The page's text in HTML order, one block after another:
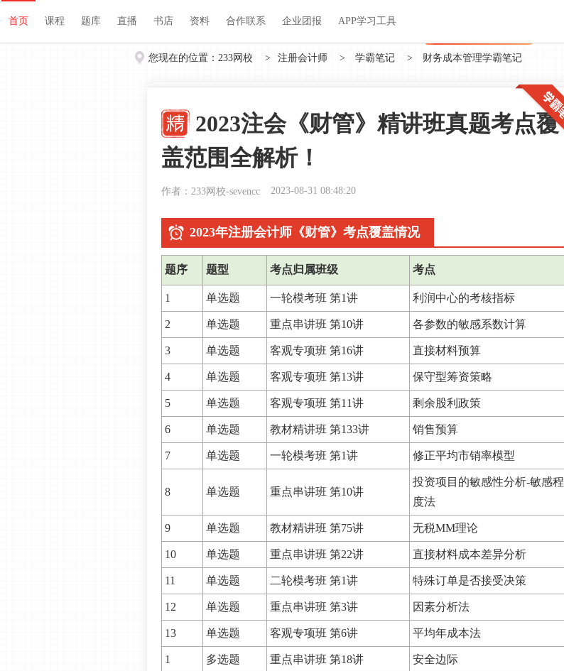
首页 课程 题库 直播 书店 资料 关于我们 帮助中心
首页 课程 题库 直播 书店 资料 合作联系 企业团报 APP学习工具
您现在的位置： 233网校 > 注册会计师 > 学霸笔记 > 财务成本管理学霸笔记
2023注会《财管》精讲班真题考点覆
盖范围全解析！
作者：233网校-sevencc 2023-08-31 08:48:20
2023年注册会计师《财管》考点覆盖情况
题序 题型 考点归属班级 考点
1 单选题 一轮模考班 第1讲 利润中心的考核指标
2 单选题 重点串讲班 第10讲 各参数的敏感系数计算
3 单选题 客观专项班 第16讲 直接材料预算
4 单选题 客观专项班 第13讲 保守型筹资策略
5 单选题 客观专项班 第11讲 剩余股利政策
6 单选题 教材精讲班 第133讲 销售预算
7 单选题 一轮模考班 第1讲 修正平均市销率模型
8 单选题 重点串讲班 第10讲
投资项目的敏感性分析-敏感程
度法
9 单选题 教材精讲班 第75讲 无税MM理论
10 单选题 重点串讲班 第22讲 直接材料成本差异分析
11 单选题 二轮模考班 第1讲 特殊订单是否接受决策
12 单选题 重点串讲班 第3讲 因素分析法
13 单选题 客观专项班 第6讲 平均年成本法
1 多选题 重点串讲班 第18讲 安全边际